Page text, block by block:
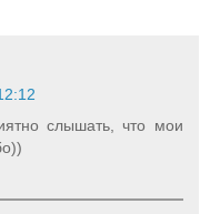
слышать, что мои